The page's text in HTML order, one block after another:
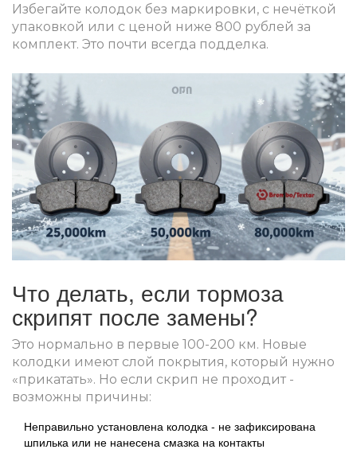
Избегайте колодок без маркировки, с нечёткой
упаковкой или с ценой ниже 800 рублей за
комплект. Это почти всегда подделка.
Что делать, если тормоза
скрипят после замены?
Это нормально в первые 100-200 км. Новые
колодки имеют слой покрытия, который нужно
«прикатать». Но если скрип не проходит -
возможны причины:
Неправильно установлена колодка - не зафиксирована
шпилька или не нанесена смазка на контакты